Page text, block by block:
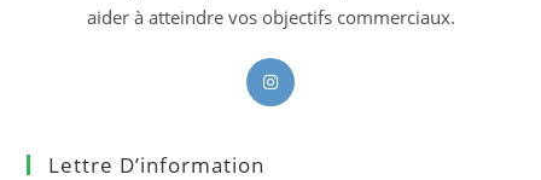
aider à atteindre vos objectifs commerciaux.
S’ouvre
Lettre D’information